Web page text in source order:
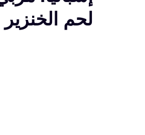
لحم الخنزير